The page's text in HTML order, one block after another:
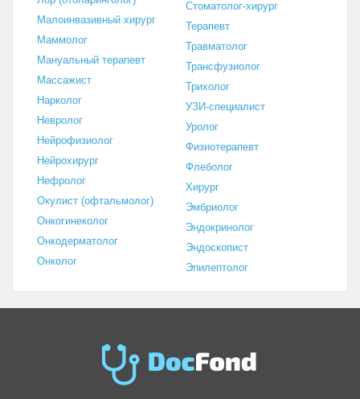
Малоинвазивный хирург
Маммолог
Мануальный терапевт
Массажист
Нарколог
Невролог
Нейрофизиолог
Нейрохирург
Нефролог
Окулист (офтальмолог)
Онкогинеколог
Онкодерматолог
Онколог
Стоматолог-хирург
Терапевт
Травматолог
Трансфузиолог
Трихолог
УЗИ-специалист
Уролог
Физиотерапевт
Флеболог
Хирург
Эмбриолог
Эндокринолог
Эндоскопист
Эпилептолог